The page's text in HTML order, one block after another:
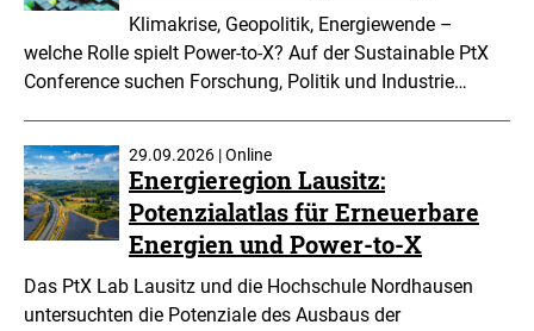
Klimakrise, Geopolitik, Energiewende –
welche Rolle spielt Power-to-X? Auf der Sustainable PtX
Conference suchen Forschung, Politik und Industrie…
29.09.2026 | Online
Energieregion Lausitz:
Potenzialatlas für Erneuerbare
Energien und Power-to-X
Das PtX Lab Lausitz und die Hochschule Nordhausen
untersuchten die Potenziale des Ausbaus der